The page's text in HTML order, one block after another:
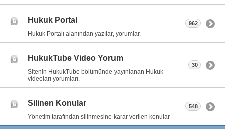
Hukuk Portal
Hukuk Portalı alanından yazılar, yorumlar.
962
HukukTube Video Yorum
Sitenin HukukTube bölümünde yayınlanan Hukuk
videoları yorumları.
30
Silinen Konular
Yönetim tarafından silinmesine karar verilen konular
548